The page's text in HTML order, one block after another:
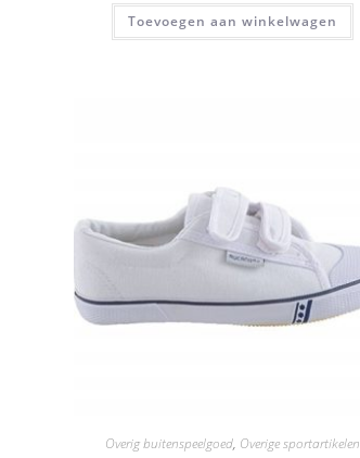
Toevoegen aan winkelwagen
Overig buitenspeelgoed, Overige sportartikelen